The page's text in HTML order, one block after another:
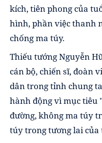
kích, tiên phong của
hình, phần việc thanh
chống ma túy.
Thiếu tướng Nguyễn
cán bộ, chiến sĩ, đoàn
dân trong tỉnh chung
hành động vì mục tiêu
đường, không ma túy
túy trong tương lai của